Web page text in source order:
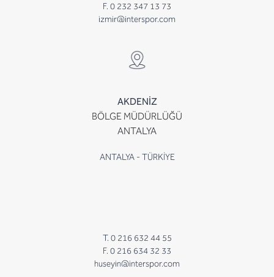
F. 0 232 347 13 73
izmir@interspor.com
AKDENİZ
BÖLGE MÜDÜRLÜĞÜ
ANTALYA
ANTALYA - TÜRKİYE
T. 0 216 632 44 55
F. 0 216 634 32 33
huseyin@interspor.com